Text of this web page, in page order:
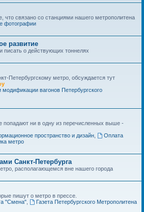
что связано со станциями нашего метрополитена
фотографии
развитие
писать о действующих тоннелях
Петербургскому метро, обсуждается тут
вагонов Петербургского
попадают ни в одну из перечисленных выше -
пространство и дизайн,
Оплата
метро
Санкт-Петербурга
располагающемся вне нашего города
пишут о метро в прессе.
"Смена",
Газета Петербургского Метрополитена